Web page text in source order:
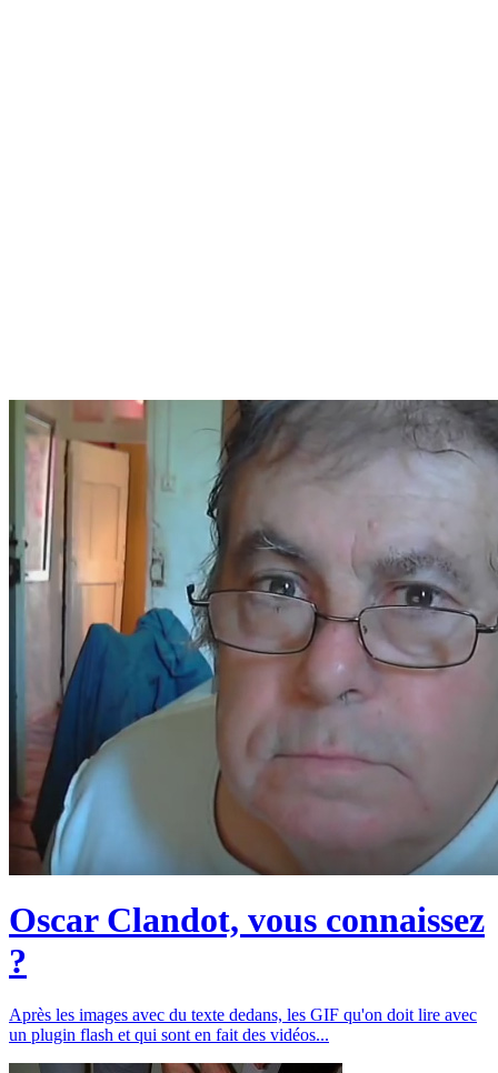
Oscar Clandot, vous connaissez
?
Après les images avec du texte dedans, les GIF qu'on doit lire avec
un plugin flash et qui sont en fait des vidéos...